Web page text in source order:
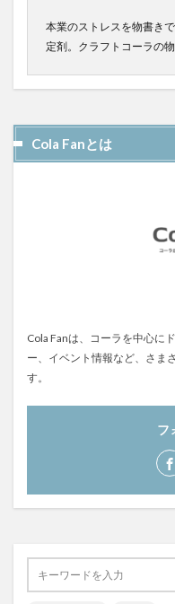
本業のストレスを物書き
定剤。クラフトコーラの
Cola Fanとは
Cola Fanは、コーラを中心に
ー、イベント情報など、さま
す。
フ